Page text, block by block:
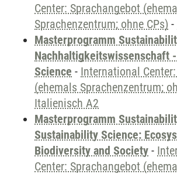
Center: Sprachangebot
Sprachenzentrum; ohne CPs) -
Masterprogramm
Nachhaltigkeitswissenschaft
Science - International
(ehemals Sprachenzentrum;
Italienisch A2
Masterprogramm
Sustainability Science:
Biodiversity and Society -
Center: Sprachangebot